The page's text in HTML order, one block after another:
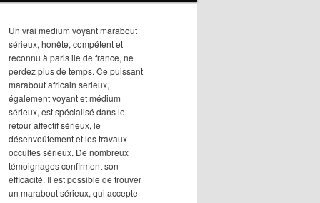
Un vrai medium voyant marabout
sérieux, honête, compétent et
reconnu à paris ile de france, ne
perdez plus de temps. Ce puissant
marabout africain serieux,
également voyant et médium
sérieux, est spécialisé dans le
retour affectif sérieux, le
désenvoûtement et les travaux
occultes sérieux. De nombreux
témoignages confirment son
efficacité. Il est possible de trouver
un marabout sérieux, qui accepte